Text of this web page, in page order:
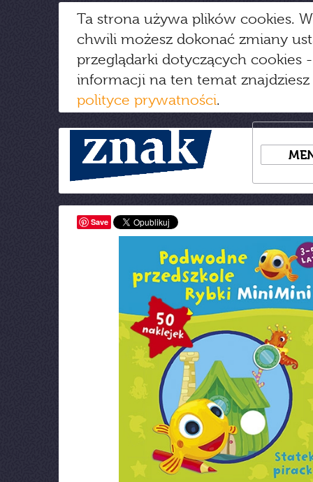
Ta strona używa plików cookies.
chwili możesz dokonać zmiany
przeglądarki dotyczących cookies
informacji na ten temat
polityce prywatności.
Save